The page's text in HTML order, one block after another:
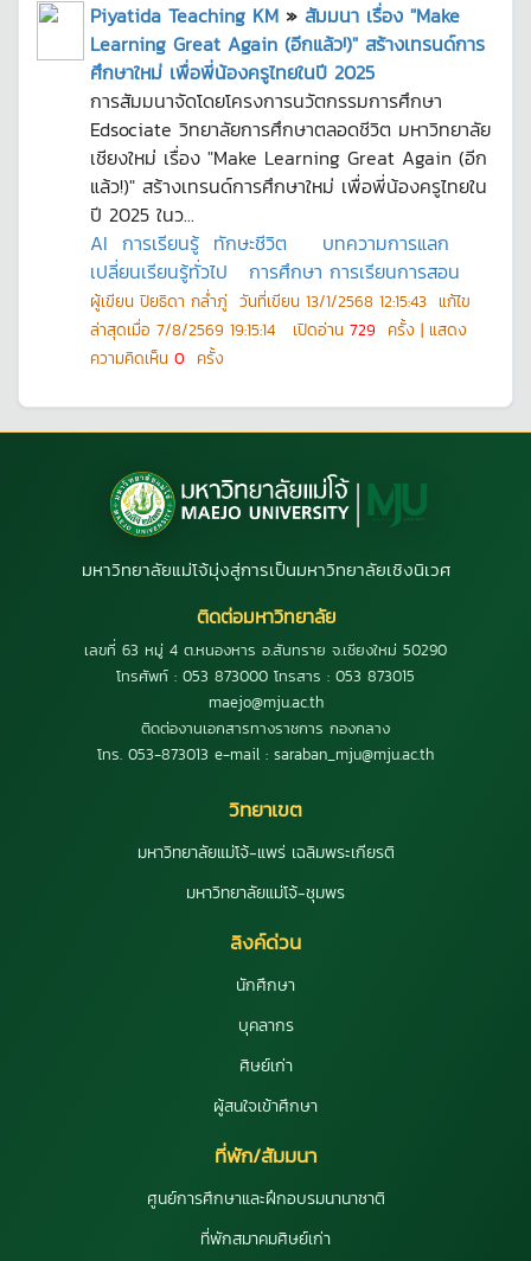
Piyatida Teaching KM » สัมมนา เรื่อง "Make
Learning Great Again (อีกแล้ว!)" สร้างเทรนด์การ
ศึกษาใหม่ เพื่อพี่น้องครูไทยในปี 2025
การสัมมนาจัดโดยโครงการนวัตกรรมการศึกษา
Edsociate วิทยาลัยการศึกษาตลอดชีวิต มหาวิทยาลัย
เชียงใหม่ เรื่อง "Make Learning Great Again (อีก
แล้ว!)" สร้างเทรนด์การศึกษาใหม่ เพื่อพี่น้องครูไทยใน
ปี 2025 ในว...
AI การเรียนรู้ ทักษะชีวิต
บทความการแลก
เปลี่ยนเรียนรู้ทั่วไป
การศึกษา การเรียนการสอน
ผู้เขียน ปิยธิดา กล่ำภู่ วันที่เขียน 13/1/2568 12:15:43 แก้ไข
ล่าสุดเมื่อ 7/8/2569 19:15:14 เปิดอ่าน 729 ครั้ง | แสดง
ความคิดเห็น 0 ครั้ง
มหาวิทยาลัยแม่โจ้มุ่งสู่การเป็นมหาวิทยาลัยเชิงนิเวศ
ติดต่อมหาวิทยาลัย
เลขที่ 63 หมู่ 4 ต.หนองหาร อ.สันทราย จ.เชียงใหม่ 50290
โทรศัพท์ : 053 873000 โทรสาร : 053 873015
maejo@mju.ac.th
ติดต่องานเอกสารทางราชการ กองกลาง
โทร. 053-873013 e-mail : saraban_mju@mju.ac.th
วิทยาเขต
มหาวิทยาลัยแม่โจ้-แพร่ เฉลิมพระเกียรติ
มหาวิทยาลัยแม่โจ้-ชุมพร
ลิงค์ด่วน
นักศึกษา
บุคลากร
ศิษย์เก่า
ผู้สนใจเข้าศึกษา
ที่พัก/สัมมนา
ศูนย์การศึกษาและฝึกอบรมนานาชาติ
ที่พักสมาคมศิษย์เก่า